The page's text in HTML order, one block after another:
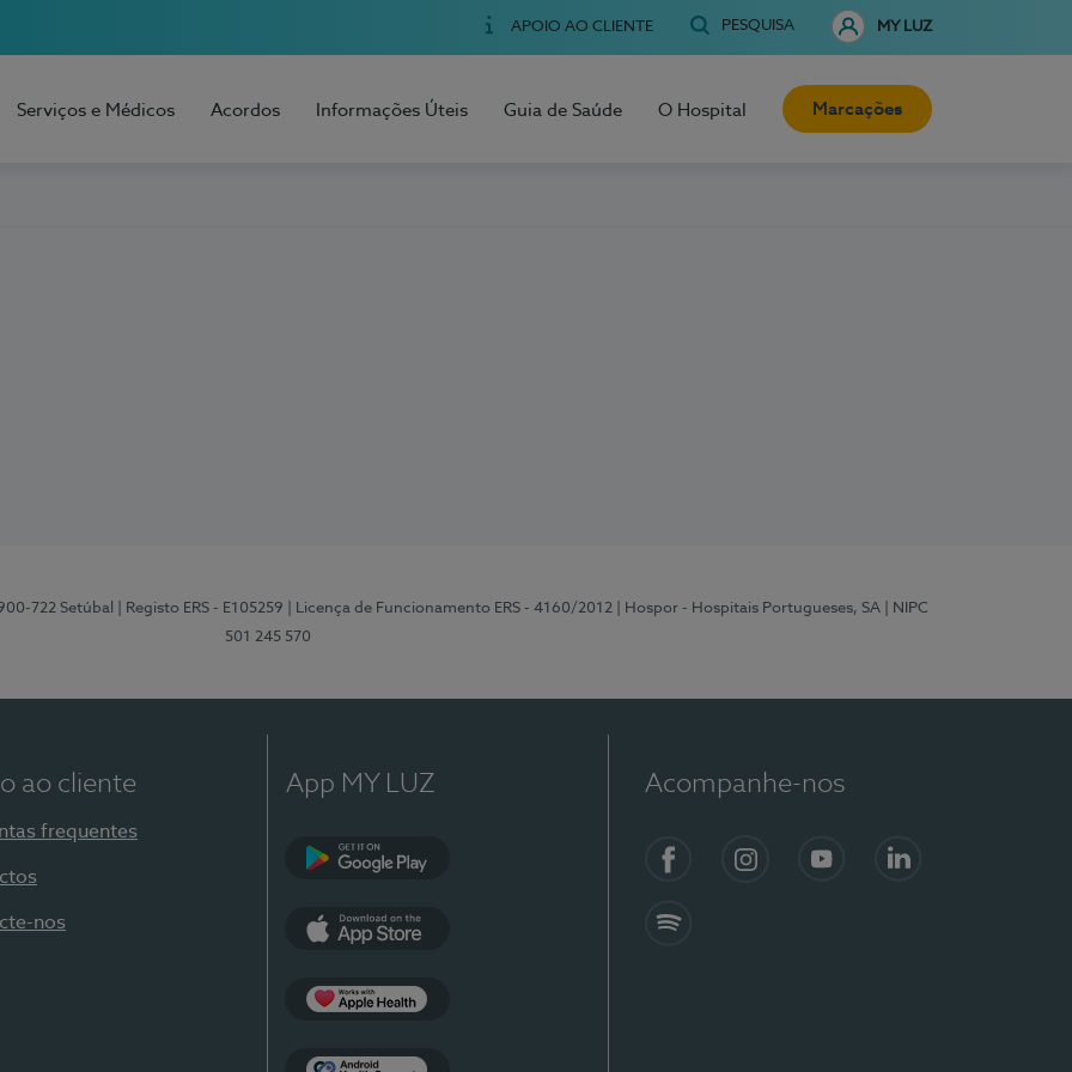
APOIO AO CLIENTE PESQUISA MY LUZ
Serviços e Médicos Acordos Informações Úteis Guia de Saúde O Hospital Marcações
722 Setúbal | Registo ERS - E105259 | Licença de Funcionamento ERS - 4160/2012 | Hospor - Hospitais Portugueses, SA
| NIPC
501 245 570
ao cliente
frequentes
nos
App MY LUZ Acompanhe-nos